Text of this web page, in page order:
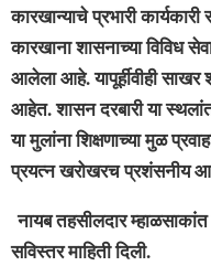
कारखान्याचे प्रभारी
कारखाना शासनाच्या विविध
आलेला आहे. यापूर्हीवीही
आहेत. शासन दरबारी या
या मुलांना शिक्षणाच्या मुळ
प्रयत्न खरोखरच प्रशंसनीय
नायब तहसीलदार
सविस्तर माहिती दिली.